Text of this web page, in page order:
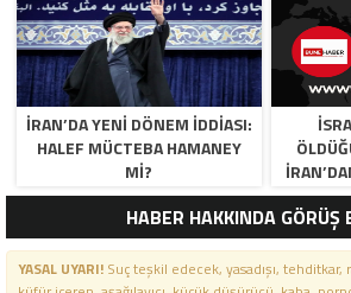
İRAN’DA YENİ DÖNEM İDDİASI:
HALEF MÜCTEBA HAMANEY
Mİ?
HABER HAKKINDA GÖRÜŞ
YASAL UYARI!Suç teşkil edecek, yasadışı, tehditkar,